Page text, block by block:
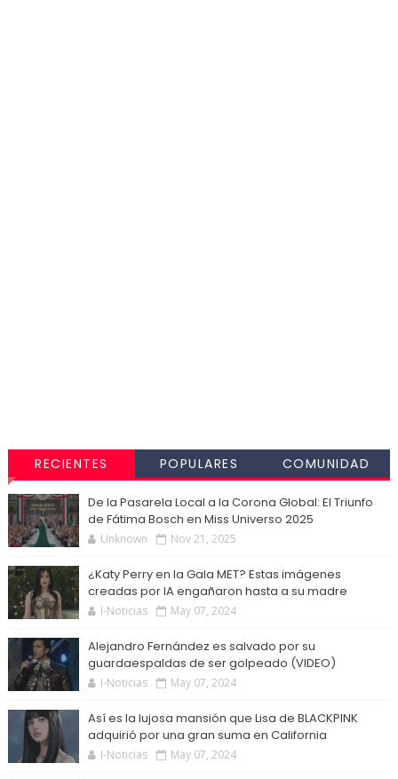
RECIENTES POPULARES COMUNIDAD
De la Pasarela Local a la Corona Global: El Triunfo
de Fátima Bosch en Miss Universo 2025
Unknown Nov 21, 2025
¿Katy Perry en la Gala MET? Estas imágenes
creadas por IA engañaron hasta a su madre
I-Noticias May 07, 2024
Alejandro Fernández es salvado por su
guardaespaldas de ser golpeado (VIDEO)
I-Noticias May 07, 2024
Así es la lujosa mansión que Lisa de BLACKPINK
adquirió por una gran suma en California
I-Noticias May 07, 2024